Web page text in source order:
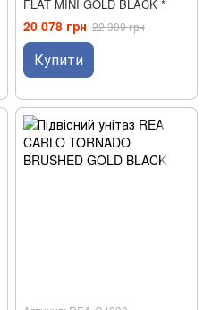
FLAT MINI GOLD BLACK *
20 078 грн 22 309 грн
Купити